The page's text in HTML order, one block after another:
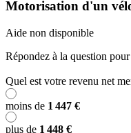
Motorisation d'un
Aide non disponible
Répondez à la question
Quel est votre revenu net
moins de 1 447 €
plus de 1 448 €